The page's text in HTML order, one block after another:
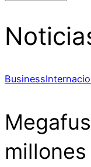
Business